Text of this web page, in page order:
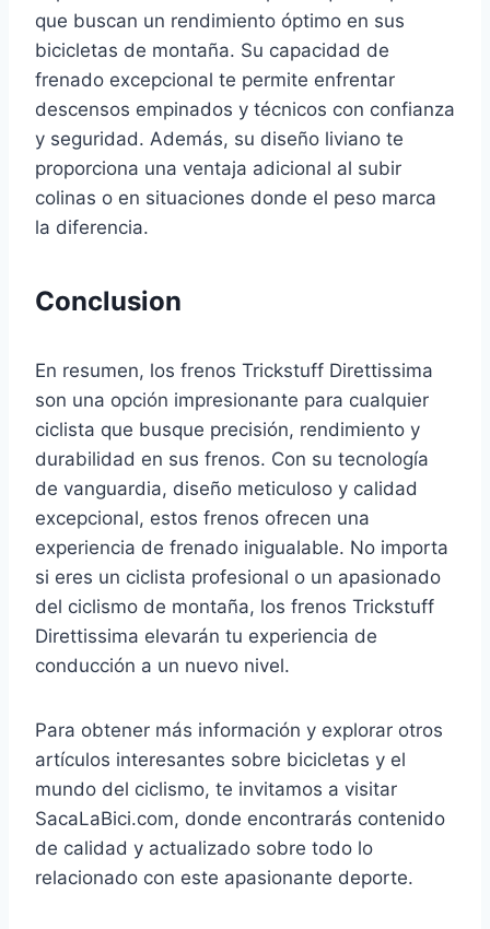
que buscan un rendimiento óptimo en sus
bicicletas de montaña. Su capacidad de
frenado excepcional te permite enfrentar
descensos empinados y técnicos con confianza
y seguridad. Además, su diseño liviano te
proporciona una ventaja adicional al subir
colinas o en situaciones donde el peso marca
la diferencia.
Conclusion
En resumen, los frenos Trickstuff Direttissima
son una opción impresionante para cualquier
ciclista que busque precisión, rendimiento y
durabilidad en sus frenos. Con su tecnología
de vanguardia, diseño meticuloso y calidad
excepcional, estos frenos ofrecen una
experiencia de frenado inigualable. No importa
si eres un ciclista profesional o un apasionado
del ciclismo de montaña, los frenos Trickstuff
Direttissima elevarán tu experiencia de
conducción a un nuevo nivel.
Para obtener más información y explorar otros
artículos interesantes sobre bicicletas y el
mundo del ciclismo, te invitamos a visitar
SacaLaBici.com, donde encontrarás contenido
de calidad y actualizado sobre todo lo
relacionado con este apasionante deporte.